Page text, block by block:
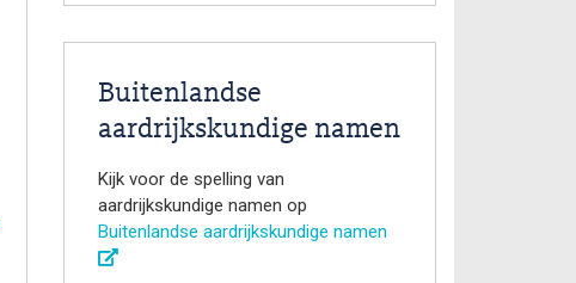
Buitenlandse
aardrijkskundige namen
Kijk voor de spelling van
aardrijkskundige namen op
Buitenlandse aardrijkskundige namen